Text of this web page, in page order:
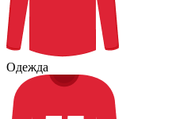
Одежда